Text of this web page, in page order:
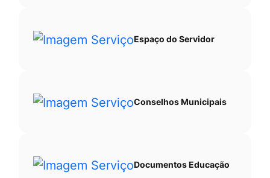
Espaço do Servidor
Conselhos Municipais
Documentos Educação